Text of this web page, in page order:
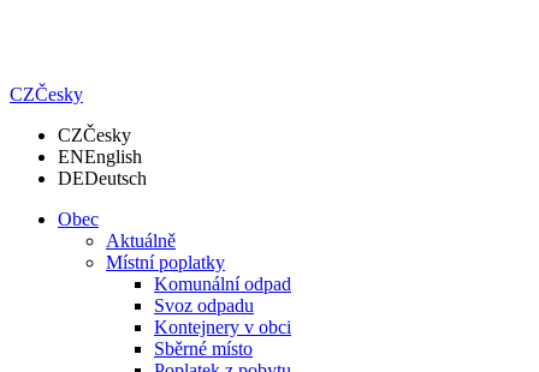
CZČesky
CZČesky
ENEnglish
DEDeutsch
Obec
Aktuálně
Místní poplatky
Komunální odpad
Svoz odpadu
Kontejnery v obci
Sběrné místo